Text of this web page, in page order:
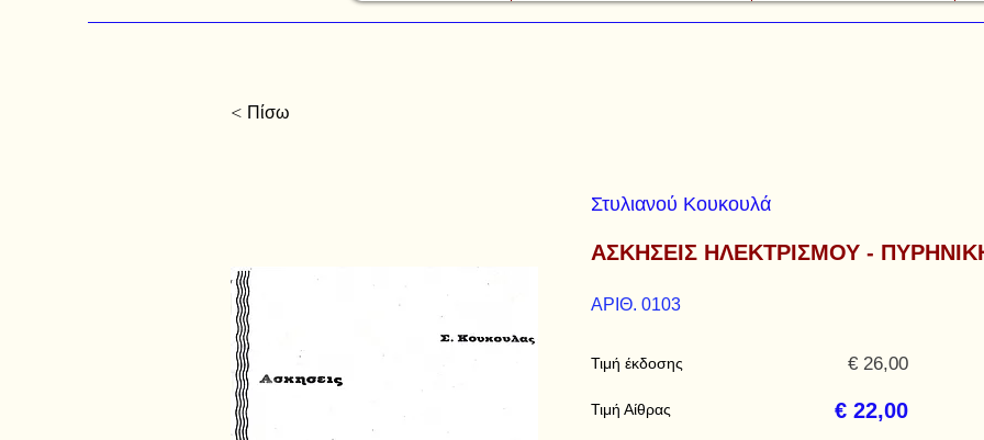
< Πίσω
Στυλιανού Κουκουλά
ΑΣΚΗΣΕΙΣ ΗΛΕΚΤΡΙΣΜΟΥ -
ΑΡΙΘ. 0103
Τιμή έκδοσης € 26,00
€ 22,00
Τιμή Αίθρας